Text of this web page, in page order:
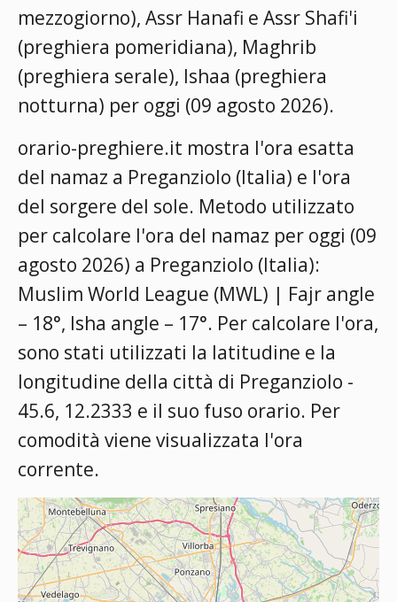
mezzogiorno), Assr Hanafi e Assr Shafi'i
(preghiera pomeridiana), Maghrib
(preghiera serale), Ishaa (preghiera
notturna) per oggi (09 agosto 2026).
orario-preghiere.it mostra l'ora esatta
del namaz a Preganziolo (Italia) e l'ora
del sorgere del sole. Metodo utilizzato
per calcolare l'ora del namaz per oggi (09
agosto 2026) a Preganziolo (Italia):
Muslim World League (MWL) | Fajr angle
– 18°, Isha angle – 17°. Per calcolare l'ora,
sono stati utilizzati la latitudine e la
longitudine della città di Preganziolo -
45.6, 12.2333 e il suo fuso orario. Per
comodità viene visualizzata l'ora
corrente.